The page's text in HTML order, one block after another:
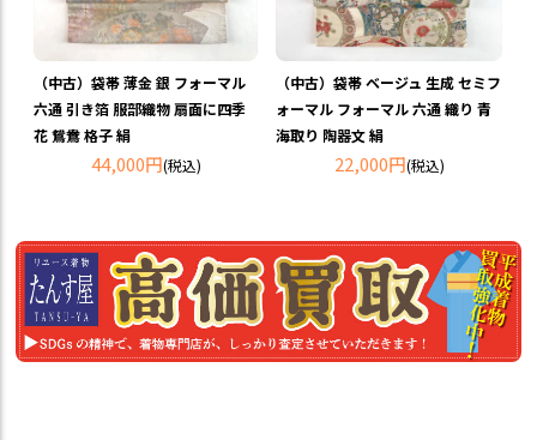
（中古）袋帯 薄金 銀 フォーマル
六通 引き箔 服部織物 扇面に四季
花 鴛鴦 格子 絹
44,000円(税込)
（中古）袋帯 ベージュ 生成 セミフ
ォーマル フォーマル 六通 織り 青
海取り 陶器文 絹
22,000円(税込)